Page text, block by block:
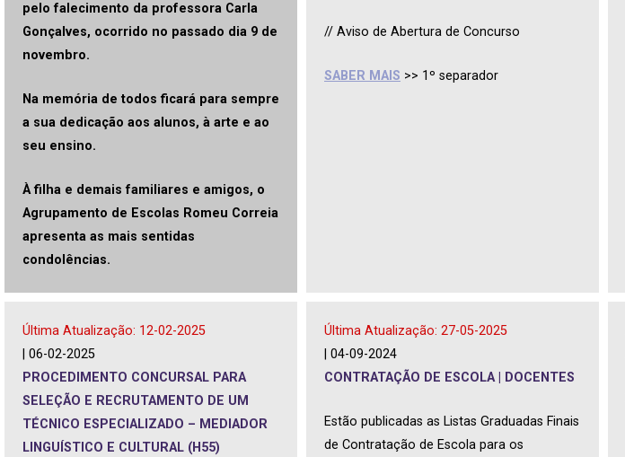
pelo falecimento da professora Carla
Gonçalves, ocorrido no passado dia 9 de
novembro.
Na memória de todos ficará para sempre
a sua dedicação aos alunos, à arte e ao
seu ensino.
À filha e demais familiares e amigos, o
Agrupamento de Escolas Romeu Correia
apresenta as mais sentidas
condolências.
// Aviso de Abertura de Concurso
SABER MAIS >> 1º separador
Última Atualização: 12-02-2025
| 06-02-2025
PROCEDIMENTO CONCURSAL PARA
SELEÇÃO E RECRUTAMENTO DE UM
TÉCNICO ESPECIALIZADO – MEDIADOR
LINGUÍSTICO E CULTURAL (H55)
Última Atualização: 27-05-2025
| 04-09-2024
CONTRATAÇÃO DE ESCOLA | DOCENTES
Estão publicadas as Listas Graduadas Finais
de Contratação de Escola para os